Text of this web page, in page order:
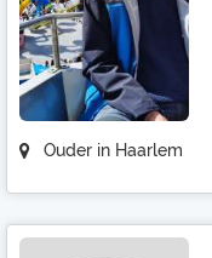
Ouder in Haarlem